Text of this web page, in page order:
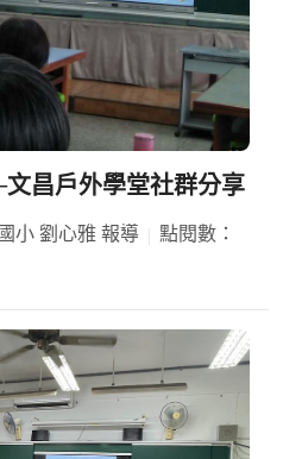
昌戶外學堂社群分享
小 劉心雅 報導
點閱數：